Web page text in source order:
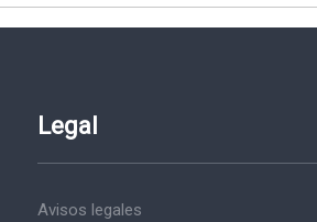
Legal
Avisos legales